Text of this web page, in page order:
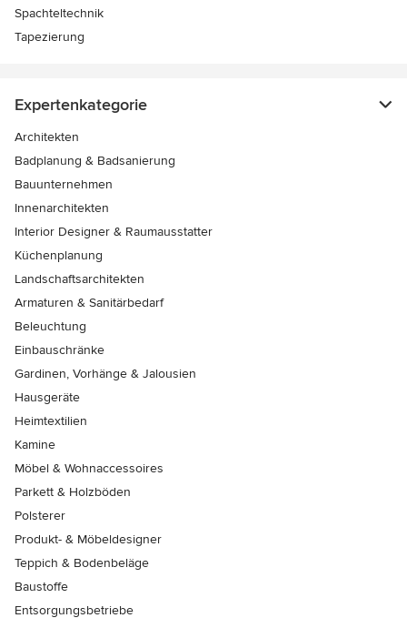
Spachteltechnik
Tapezierung
Expertenkategorie
Architekten
Badplanung & Badsanierung
Bauunternehmen
Innenarchitekten
Interior Designer & Raumausstatter
Küchenplanung
Landschaftsarchitekten
Armaturen & Sanitärbedarf
Beleuchtung
Einbauschränke
Gardinen, Vorhänge & Jalousien
Hausgeräte
Heimtextilien
Kamine
Möbel & Wohnaccessoires
Parkett & Holzböden
Polsterer
Produkt- & Möbeldesigner
Teppich & Bodenbeläge
Baustoffe
Entsorgungsbetriebe